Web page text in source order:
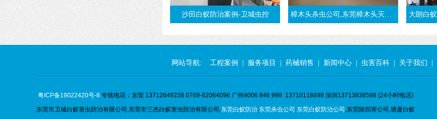
沙田白蚁防治案例-卫城虫控 樟木头杀虫公司,东莞樟木头灭白蚁,推荐樟木头白蚁防治公司 大朗白蚁防治,
网站导航: 工程案例 服务项目 药械销售 新闻中心 虫害百科 关于我们
粤ICP备19022420号-8 专线电话：东莞 13712649238 0769-82064096 广州4006 846 998 13710118698 深圳13713838598 (24小时电话)
东莞市卫城白蚁害虫防治有限公司,东莞市三杰白蚁害虫防治有限公司,东莞白蚁防治,东莞杀虫公司 东莞白蚁防治公司 ,东莞除四害公司,塘厦白蚁